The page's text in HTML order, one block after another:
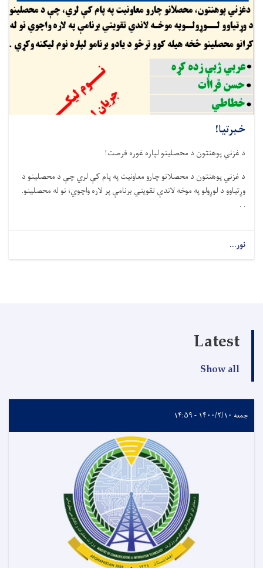
خبرتیا!
د غزني پوهنتون د محصلینو لپاره غوره فرصت!
د غزني پوهنتون د محصلانو چارو معاونیت په پام کې لري چې د محصلینو د
وړتیاوو د لوړولو په موخه لاندې تقویتي برنامې پر لاره واچوي؛ نو له محصلینو.
. .
نور...
Latest
Show all
جمعه ۱۴۰۰/۲/۱۰ - ۱۴:۵۹